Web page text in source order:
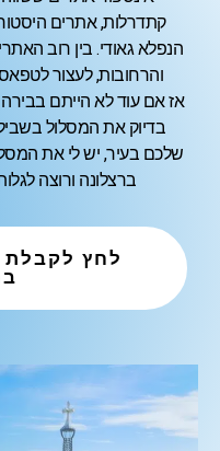
קתדרלות, אתרים
הנפלא גאודי. בין רוב
והרחובות, לעצור
אז אם עוד לא הייתם בבירה
בדיוק את המסלול
שלכם בעיר, יש לי את
ברצלונה ורוצה
לחץ לקבלת